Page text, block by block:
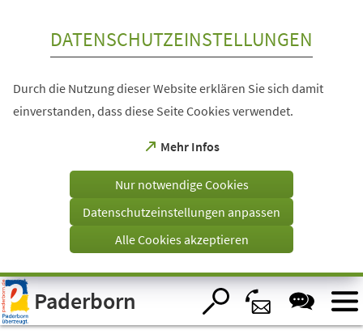
Visuelle
Assistenzsoftware
öffnen.
DATENSCHUTZEINSTELLUNGEN
Durch die Nutzung dieser Website erklären Sie sich damit
einverstanden, dass diese Seite Cookies verwendet.
Mehr Infos
(Öffnet
einem
Tab)
Nur notwendige Cookies
Datenschutzeinstellungen anpassen
Alle Cookies akzeptieren
Paderborn